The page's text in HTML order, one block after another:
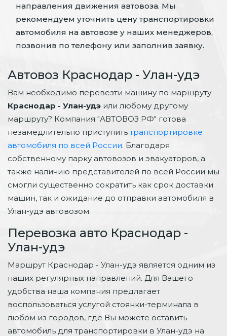
направления движения автовоза. Мы
рекомендуем уточнить цену транспортировки
автомобиля на автовозе у наших менеджеров,
позвонив по телефону или заполнив заявку.
Автовоз Краснодар - Улан-удэ
Вам необходимо перевезти машину по маршруту
Краснодар - Улан-удэ или любому другому
маршруту? Компания "АВТОВОЗ РФ" готова
незамедлительно приступитьтранспортировке
автомобиля по всей России. Благодаря
собственному парку автовозов и эвакуаторов, а
также наличию представителей по всей России мы
смогли существенно сократить как срок доставки
машин, так и ожидание до отправки автомобиля в
Улан-удэ автовозом.
Перевозка авто Краснодар -
Улан-удэ
Маршрут Краснодар - Улан-удэ является одним из
наших регулярных направлений. Для Вашего
удобства наша компания предлагает
воспользоваться услугой стоянки-терминала в
любом из городов, где Вы можете оставить
автомобиль для транспортировки в Улан-удэ на